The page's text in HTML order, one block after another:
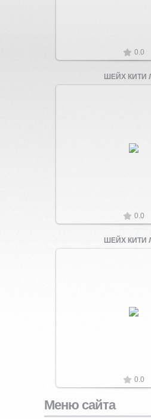
0.0
ШЕЙХ КИТИ
Увеличить
0.0
ШЕЙХ КИТИ
Увеличить
0.0
Меню сайта